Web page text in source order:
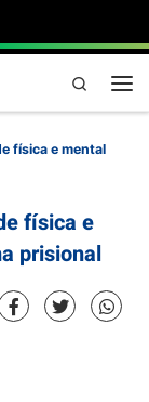
Pesquisa
física e mental
física e
prisional